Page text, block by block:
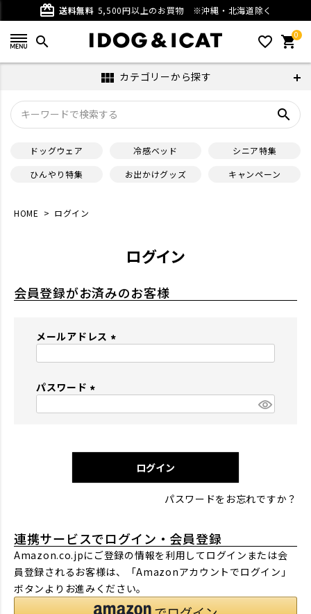
card_giftcard 送料無料 5,500円以上のお買物 ※沖縄・北海道除く
search favorite_outline 0
shopping_cart
view_module カテゴリーから探す
search
ドッグウェア 冷感ベッド
シニア特集
ひんやり特集
お出かけグッズ キャンペーン
HOME ログイン
ログイン
会員登録がお済みのお客様
メールアドレス
パスワード
)
ログイン
パスワードをお忘れですか？
連携サービスでログイン・会員登録
Amazon.co.jpにご登録の情報を利用してログインまたは会
員登録されるお客様は、「Amazonアカウントでログイン」
ボタンよりお進みください。